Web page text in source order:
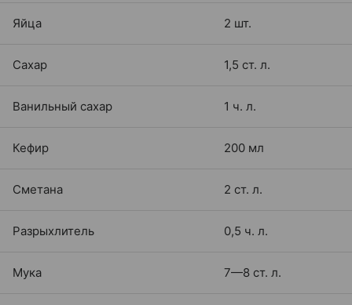
Яйца 2 шт.
Сахар 1,5 ст. л.
Ванильный сахар 1 ч. л.
Кефир 200 мл
Сметана 2 ст. л.
Разрыхлитель 0,5 ч. л.
Мука 7—8 ст. л.